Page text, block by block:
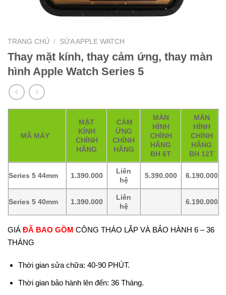
TRANG CHỦ / SỬA APPLE WATCH
Thay mặt kính, thay cảm ứng, thay màn
hình Apple Watch Series 5
MÃ MÁY
MẶT
KÍNH
CHÍNH
HÃNG
CẢM
ỨNG
CHÍNH
HÃNG
MÀN
HÌNH
CHÍNH
HÃNG
BH 6T
MÀN
HÌNH
CHÍNH
HÃNG
BH 12T
Series 5 44mm 1.390.000
Liên
hệ
5.390.000 6.190.000
Series 5 40mm 1.390.000
Liên
hệ
6.190.000
GIÁ ĐÃ BAO GỒM CÔNG THÁO LẮP VÀ BẢO HÀNH 6 – 36
THÁNG
Thời gian sửa chữa: 40-90 PHÚT.
Thời gian bảo hành lên đến: 36 Tháng.